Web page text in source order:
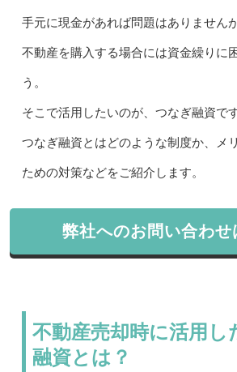
手元に現金があれば問題はありません
不動産を購入する場合には資金繰りに
う。
そこで活用したいのが、つなぎ融資です
つなぎ融資とはどのような制度か、メ
ための対策などをご紹介します。
弊社へのお問い合わせ
不動産売却時に活用し
融資とは？